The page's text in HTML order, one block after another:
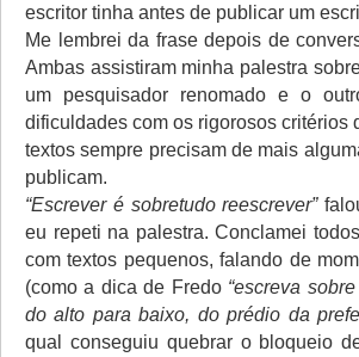
escritor tinha antes de publicar um
Me lembrei da frase depois de
Ambas assistiram minha palestra
um pesquisador renomado e o
dificuldades com os rigorosos critérios
textos sempre precisam de mais
publicam.
“Escrever é sobretudo reescrever”
eu repeti na palestra. Conclamei
com textos pequenos, falando de
(como a dica de Fredo “escreva
do alto para baixo, do prédio da
qual conseguiu quebrar o bloqueio